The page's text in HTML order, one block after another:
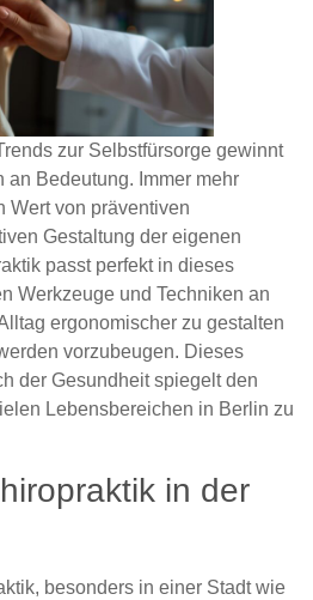
zur Selbstfürsorge gewinnt
Bedeutung. Immer mehr
Wert von präventiven
Gestaltung der eigenen
passt perfekt in dieses
Werkzeuge und Techniken an
ergonomischer zu gestalten
vorzubeugen. Dieses
der Gesundheit spiegelt den
Lebensbereichen in Berlin zu
in der
besonders in einer Stadt wie